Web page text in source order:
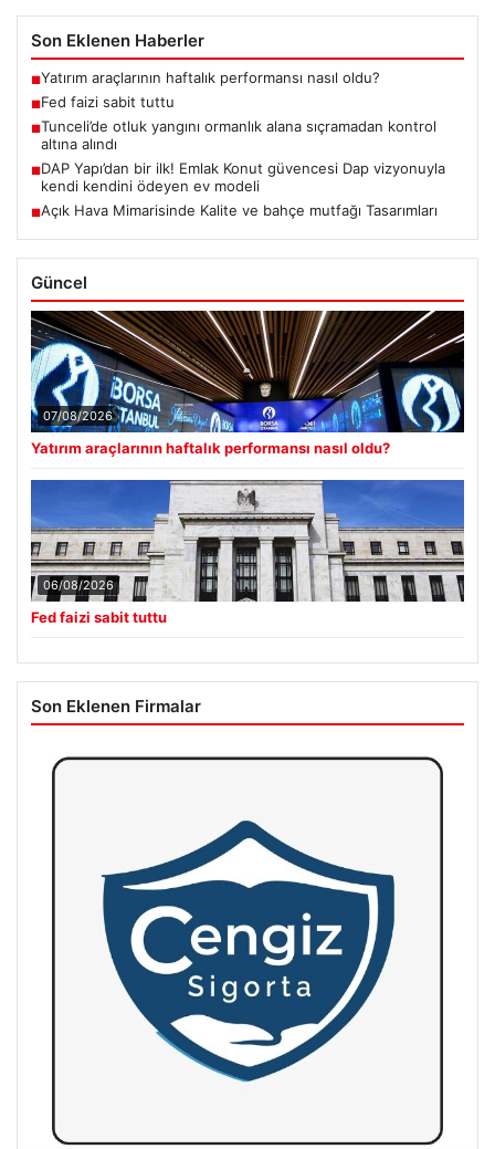
Son Eklenen Haberler
■Yatırım araçlarının haftalık performansı nasıl oldu?
■Fed faizi sabit tuttu
■Tunceli’de otluk yangını ormanlık alana sıçramadan kontrol
altına alındı
■DAP Yapı’dan bir ilk! Emlak Konut güvencesi Dap vizyonuyla
kendi kendini ödeyen ev modeli
■Açık Hava Mimarisinde Kalite ve bahçe mutfağı Tasarımları
Güncel
07/08/2026
Yatırım araçlarının haftalık performansı nasıl oldu?
06/08/2026
Fed faizi sabit tuttu
Son Eklenen Firmalar